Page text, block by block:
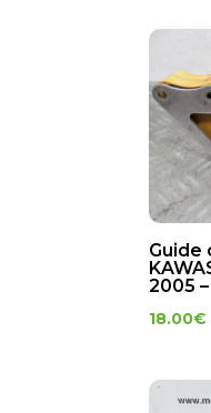
Guide
2005 –
18.00€